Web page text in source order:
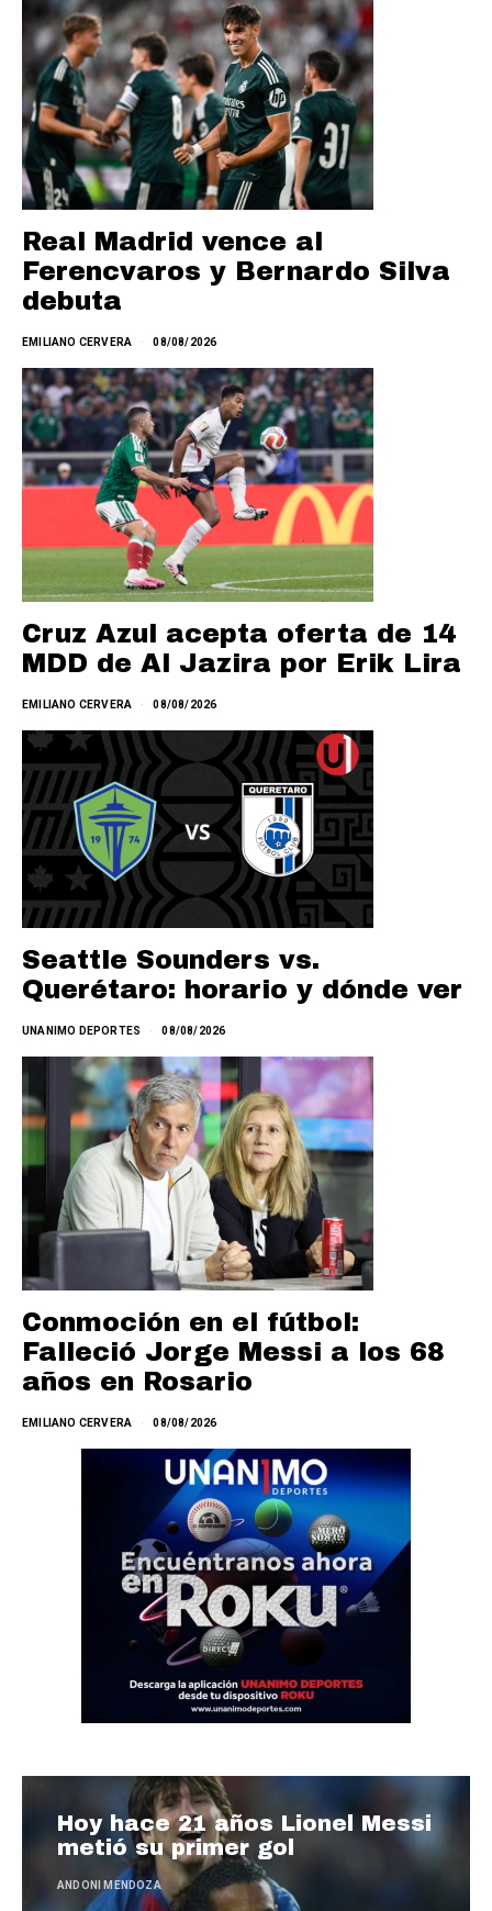
Real Madrid vence al
Ferencvaros y Bernardo Silva
debuta
EMILIANO CERVERA 08/08/2026
Cruz Azul acepta oferta de 14
MDD de Al Jazira por Erik Lira
EMILIANO CERVERA 08/08/2026
Seattle Sounders vs.
Querétaro: horario y dónde ver
UNANIMO DEPORTES 08/08/2026
Conmoción en el fútbol:
Falleció Jorge Messi a los 68
años en Rosario
EMILIANO CERVERA 08/08/2026
Hoy hace 21 años Lionel Messi
metió su primer gol
ANDONI MENDOZA